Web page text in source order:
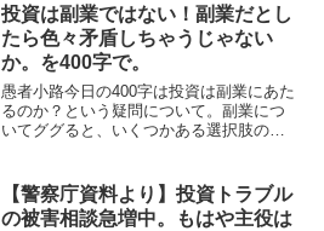
投資は副業ではない！副業だとし
たら色々矛盾しちゃうじゃない
か。を400字で。
愚者小路今日の400字は投資は副業にあた
るのか？という疑問について。副業につ
いてググると、いくつかある選択肢の中
つもりはないですよ。副業の定義がそも
そも明確でないので答...
【警察庁資料より】投資トラブル
の被害相談急増中。もはや主役は